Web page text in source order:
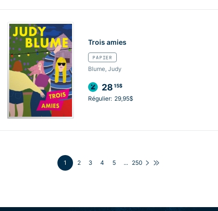
Trois amies
PAPIER
Blume, Judy
28 15$
Régulier: 29,95$
1 2 3 4 5 ... 250